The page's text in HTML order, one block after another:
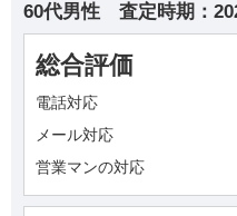
60代男性 査定時期：
総合評価
電話対応
メール対応
営業マンの対応